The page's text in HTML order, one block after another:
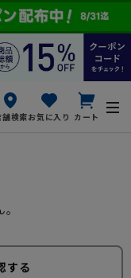
舗検索お気に入り カート
する